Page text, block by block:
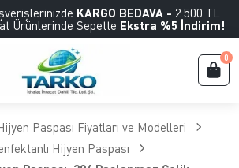
KARGO BEDAVA - 2.500 TL
Ürünlerinde Sepette Ekstra %5 İndirim!
0
Paspası Fiyatları ve Modelleri
Hijyen Paspası